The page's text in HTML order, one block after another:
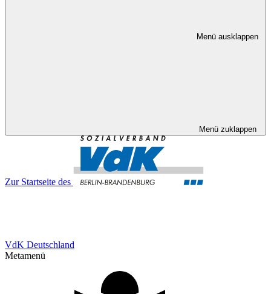
Menü ausklappen
Menü zuklappen
Zur Startseite des
VdK Deutschland
Metamenü